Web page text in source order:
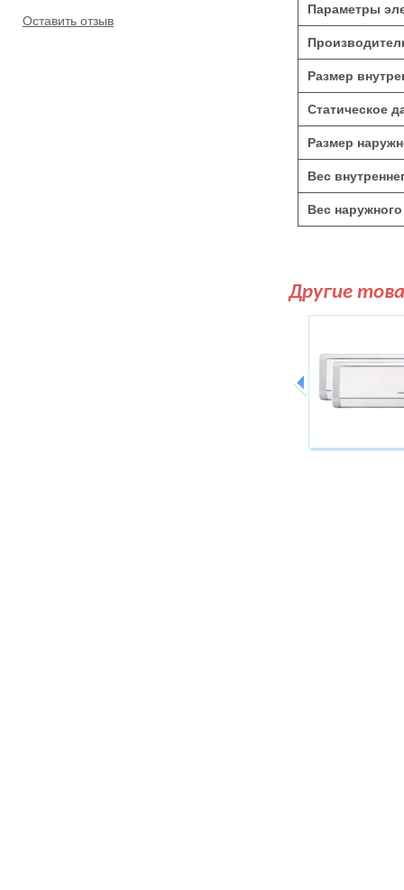
Параметры
Размер
Статическое
Размер
Вес
Вес наружного
Другие
Оставить отзыв